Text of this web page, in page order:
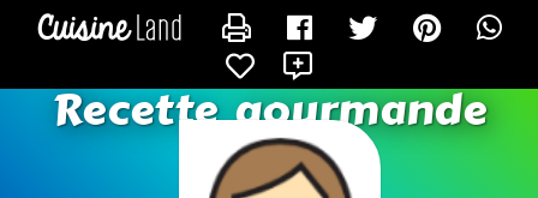
Recette gourmande
CONTACTER CHARLIE